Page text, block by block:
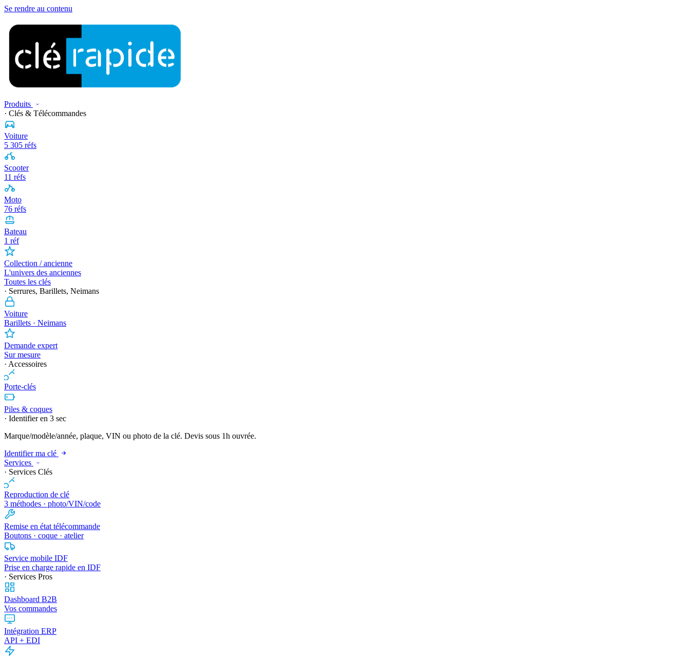
Se rendre au contenu
Produits
· Clés & Télécommandes
Voiture
5 305 réfs
Scooter
11 réfs
Moto
76 réfs
Bateau
1 réf
Collection / ancienne
L'univers des anciennes
Toutes les clés
· Serrures, Barillets, Neimans
Voiture
Barillets · Neimans
Demande expert
Sur mesure
· Accessoires
Porte-clés
Piles & coques
· Identifier en 3 sec
Marque/modèle/année, plaque, VIN ou photo de la clé. Devis sous 1h ouvrée.
Identifier ma clé
Services
· Services Clés
Reproduction de clé
3 méthodes · photo/VIN/code
Remise en état télécommande
Boutons · coque · atelier
Service mobile IDF
Prise en charge rapide en IDF
· Services Pros
Dashboard B2B
Vos commandes
Intégration ERP
API + EDI